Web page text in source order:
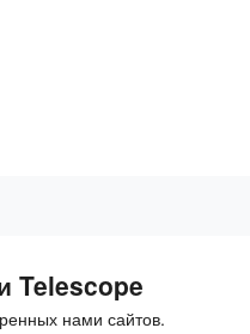
Telescope
нами сайтов.